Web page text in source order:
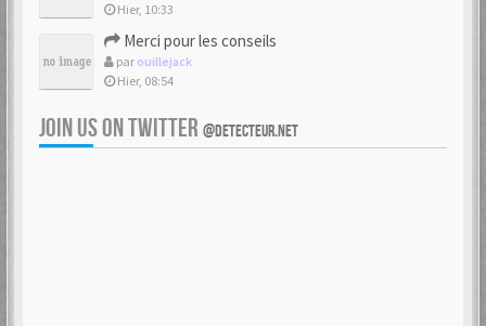
Hier, 10:33
Merci pour les conseils
par ouillejack
Hier, 08:54
JOIN US ON TWITTER @DETECTEUR.NET